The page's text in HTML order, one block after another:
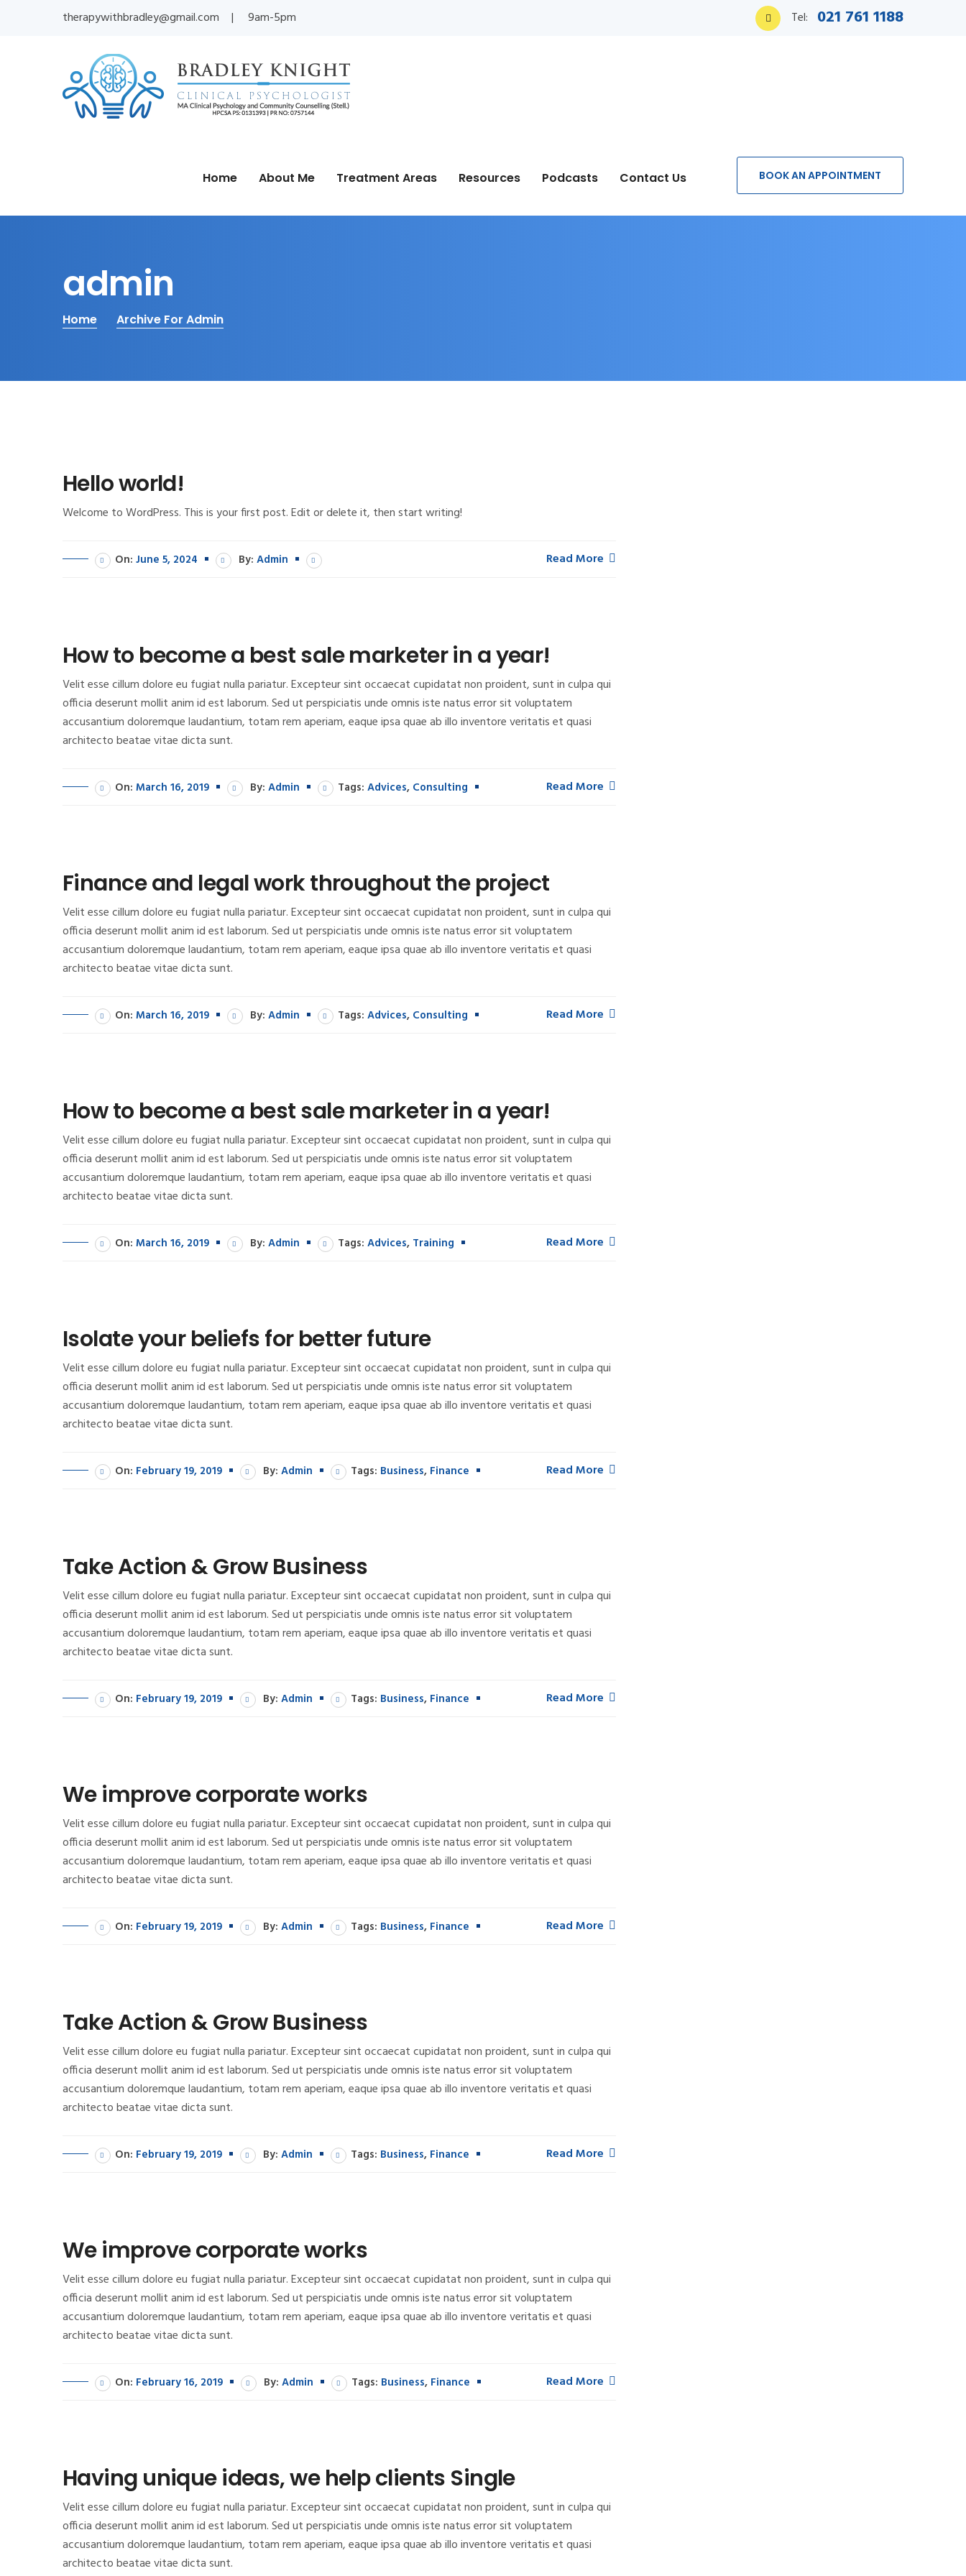
therapywithbradley@gmail.com 9am-5pm Tel: 021 761 1188
Home About Me Treatment Areas Resources Podcasts Contact Us BOOK AN APPOINTMENT
admin
Home Archive For Admin
Hello world!
Welcome to WordPress. This is your first post. Edit or delete it, then start writing!
On: June 5, 2024 By: Admin Read More
How to become a best sale marketer in a year!
Velit esse cillum dolore eu fugiat nulla pariatur. Excepteur sint occaecat cupidatat non proident, sunt in culpa qui
officia deserunt mollit anim id est laborum. Sed ut perspiciatis unde omnis iste natus error sit voluptatem
accusantium doloremque laudantium, totam rem aperiam, eaque ipsa quae ab illo inventore veritatis et quasi
architecto beatae vitae dicta sunt.
On: March 16, 2019 By: Admin Tags: Advices, Consulting Read More
Finance and legal work throughout the project
Velit esse cillum dolore eu fugiat nulla pariatur. Excepteur sint occaecat cupidatat non proident, sunt in culpa qui
officia deserunt mollit anim id est laborum. Sed ut perspiciatis unde omnis iste natus error sit voluptatem
accusantium doloremque laudantium, totam rem aperiam, eaque ipsa quae ab illo inventore veritatis et quasi
architecto beatae vitae dicta sunt.
On: March 16, 2019 By: Admin Tags: Advices, Consulting Read More
How to become a best sale marketer in a year!
Velit esse cillum dolore eu fugiat nulla pariatur. Excepteur sint occaecat cupidatat non proident, sunt in culpa qui
officia deserunt mollit anim id est laborum. Sed ut perspiciatis unde omnis iste natus error sit voluptatem
accusantium doloremque laudantium, totam rem aperiam, eaque ipsa quae ab illo inventore veritatis et quasi
architecto beatae vitae dicta sunt.
On: March 16, 2019 By: Admin Tags: Advices, Training Read More
Isolate your beliefs for better future
Velit esse cillum dolore eu fugiat nulla pariatur. Excepteur sint occaecat cupidatat non proident, sunt in culpa qui
officia deserunt mollit anim id est laborum. Sed ut perspiciatis unde omnis iste natus error sit voluptatem
accusantium doloremque laudantium, totam rem aperiam, eaque ipsa quae ab illo inventore veritatis et quasi
architecto beatae vitae dicta sunt.
On: February 19, 2019 By: Admin Tags: Business, Finance Read More
Take Action & Grow Business
Velit esse cillum dolore eu fugiat nulla pariatur. Excepteur sint occaecat cupidatat non proident, sunt in culpa qui
officia deserunt mollit anim id est laborum. Sed ut perspiciatis unde omnis iste natus error sit voluptatem
accusantium doloremque laudantium, totam rem aperiam, eaque ipsa quae ab illo inventore veritatis et quasi
architecto beatae vitae dicta sunt.
On: February 19, 2019 By: Admin Tags: Business, Finance Read More
We improve corporate works
Velit esse cillum dolore eu fugiat nulla pariatur. Excepteur sint occaecat cupidatat non proident, sunt in culpa qui
officia deserunt mollit anim id est laborum. Sed ut perspiciatis unde omnis iste natus error sit voluptatem
accusantium doloremque laudantium, totam rem aperiam, eaque ipsa quae ab illo inventore veritatis et quasi
architecto beatae vitae dicta sunt.
On: February 19, 2019 By: Admin Tags: Business, Finance Read More
Take Action & Grow Business
Velit esse cillum dolore eu fugiat nulla pariatur. Excepteur sint occaecat cupidatat non proident, sunt in culpa qui
officia deserunt mollit anim id est laborum. Sed ut perspiciatis unde omnis iste natus error sit voluptatem
accusantium doloremque laudantium, totam rem aperiam, eaque ipsa quae ab illo inventore veritatis et quasi
architecto beatae vitae dicta sunt.
On: February 19, 2019 By: Admin Tags: Business, Finance Read More
We improve corporate works
Velit esse cillum dolore eu fugiat nulla pariatur. Excepteur sint occaecat cupidatat non proident, sunt in culpa qui
officia deserunt mollit anim id est laborum. Sed ut perspiciatis unde omnis iste natus error sit voluptatem
accusantium doloremque laudantium, totam rem aperiam, eaque ipsa quae ab illo inventore veritatis et quasi
architecto beatae vitae dicta sunt.
On: February 16, 2019 By: Admin Tags: Business, Finance Read More
Having unique ideas, we help clients Single
Velit esse cillum dolore eu fugiat nulla pariatur. Excepteur sint occaecat cupidatat non proident, sunt in culpa qui
officia deserunt mollit anim id est laborum. Sed ut perspiciatis unde omnis iste natus error sit voluptatem
accusantium doloremque laudantium, totam rem aperiam, eaque ipsa quae ab illo inventore veritatis et quasi
architecto beatae vitae dicta sunt.